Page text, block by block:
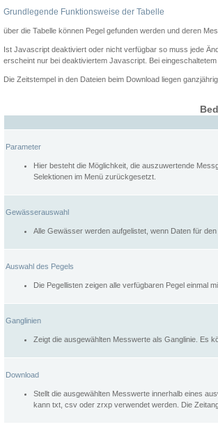
Grundlegende Funktionsweise der Tabelle
über die Tabelle können Pegel gefunden werden und deren
Ist Javascript deaktiviert oder nicht verfügbar so muss jede
erscheint nur bei deaktiviertem Javascript. Bei
Die Zeitstempel in den Dateien beim Download liegen
Parameter
Hier besteht die Möglichkeit, die auszuwertende
Selektionen im Menü zurückgesetzt.
Gewässerauswahl
Alle Gewässer werden aufgelistet, wenn Daten für
Auswahl des Pegels
Die Pegellisten zeigen alle verfügbaren Pegel einmal
Ganglinien
Zeigt die ausgewählten Messwerte als Ganglinie. Es
Download
Stellt die ausgewählten Messwerte innerhalb eines
kann txt, csv oder zrxp verwendet werden. Die